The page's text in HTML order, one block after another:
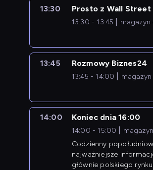
13:30 Prosto z Wall Street
13:30 - 13:45 magazyn
13:45 Rozmowy Biznes24
13:45 - 14:00
14:00 Koniec dnia 16:00
14:00 - 15:00
Codzienny
najważniejsze
głównie polskiego